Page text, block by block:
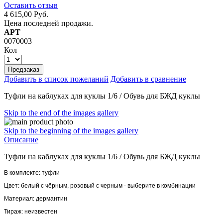
Оставить отзыв
4 615,00 Руб.
Цена последней продажи.
АРТ
0070003
Кол
Предзаказ
Добавить в список пожеланий Добавить в сравнение
Туфли на каблуках для куклы 1/6 /Обувь для БЖД куклы
Skip to the end of the images gallery
Skip to the beginning of the images gallery
Описание
Туфли на каблуках для куклы 1/6 / Обувь для БЖД куклы
В комплекте: туфли
Цвет: белый с чёрным, розовый с черным - выберите в комбинации
Материал: дермантин
Тираж: неизвестен